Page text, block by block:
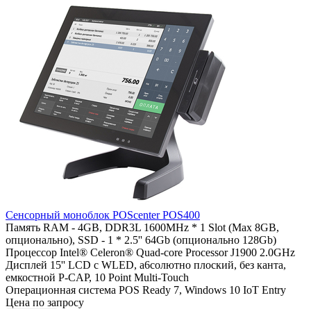
Сенсорный моноблок POScenter POS400
Память RAM - 4GB, DDR3L 1600MHz * 1 Slot (Max 8GB,
опционально), SSD - 1 * 2.5'' 64Gb (опционально 128Gb)
Процессор Intel® Celeron® Quad-core Processor J1900 2.0GHz
Дисплей 15'' LCD c WLED, a6coлютнo плоский, без канта,
емкостной P-CAP, 10 Point Multi-Touch
Операционная система POS Ready 7, Windows 10 IoT Entry
Цена по запросу